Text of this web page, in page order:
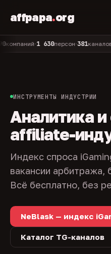
affpapa.org
•1 630персон•381каналов в
ИНСТРУМЕНТЫ ИНДУСТРИИ
Аналитика
affiliate-
Индекс спроса
вакансии арбитража,
Всё бесплатно, без
NeBlask — индекс
Каталог TG-каналов